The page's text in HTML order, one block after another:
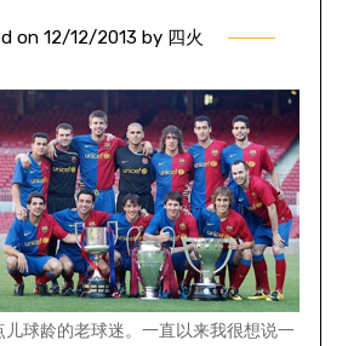
on 12/12/2013 by 四火
球龄的老球迷。一直以来我很想说一